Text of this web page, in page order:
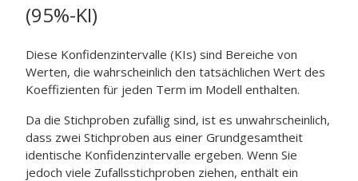
(95%-KI)
Diese Konfidenzintervalle (KIs) sind Bereiche von
Werten, die wahrscheinlich den tatsächlichen Wert des
Koeffizienten für jeden Term im Modell enthalten.
Da die Stichproben zufällig sind, ist es unwahrscheinlich,
dass zwei Stichproben aus einer Grundgesamtheit
identische Konfidenzintervalle ergeben. Wenn Sie
jedoch viele Zufallsstichproben ziehen, enthält ein